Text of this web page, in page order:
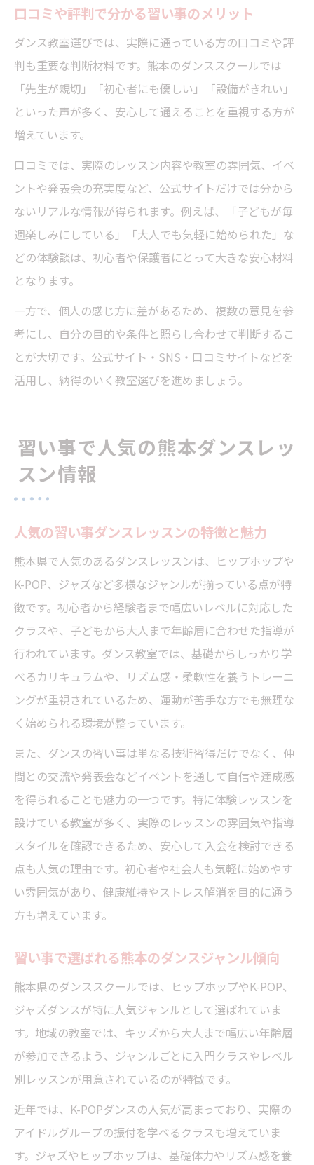
口コミや評判で分かる習い事のメリット
ダンス教室選びでは、実際に通っている方の口コミや評
判も重要な判断材料です。熊本のダンススクールでは
「先生が親切」「初心者にも優しい」「設備がきれい」
といった声が多く、安心して通えることを重視する方が
増えています。
口コミでは、実際のレッスン内容や教室の雰囲気、イベ
ントや発表会の充実度など、公式サイトだけでは分から
ないリアルな情報が得られます。例えば、「子どもが毎
週楽しみにしている」「大人でも気軽に始められた」な
どの体験談は、初心者や保護者にとって大きな安心材料
となります。
一方で、個人の感じ方に差があるため、複数の意見を参
考にし、自分の目的や条件と照らし合わせて判断するこ
とが大切です。公式サイト・SNS・口コミサイトなどを
活用し、納得のいく教室選びを進めましょう。
習い事で人気の熊本ダンスレッ
スン情報
人気の習い事ダンスレッスンの特徴と魅力
熊本県で人気のあるダンスレッスンは、ヒップホップや
K-POP、ジャズなど多様なジャンルが揃っている点が特
徴です。初心者から経験者まで幅広いレベルに対応した
クラスや、子どもから大人まで年齢層に合わせた指導が
行われています。ダンス教室では、基礎からしっかり学
べるカリキュラムや、リズム感・柔軟性を養うトレーニ
ングが重視されているため、運動が苦手な方でも無理な
く始められる環境が整っています。
また、ダンスの習い事は単なる技術習得だけでなく、仲
間との交流や発表会などイベントを通して自信や達成感
を得られることも魅力の一つです。特に体験レッスンを
設けている教室が多く、実際のレッスンの雰囲気や指導
スタイルを確認できるため、安心して入会を検討できる
点も人気の理由です。初心者や社会人も気軽に始めやす
い雰囲気があり、健康維持やストレス解消を目的に通う
方も増えています。
習い事で選ばれる熊本のダンスジャンル傾向
熊本県のダンススクールでは、ヒップホップやK-POP、
ジャズダンスが特に人気ジャンルとして選ばれていま
す。地域の教室では、キッズから大人まで幅広い年齢層
が参加できるよう、ジャンルごとに入門クラスやレベル
別レッスンが用意されているのが特徴です。
近年では、K-POPダンスの人気が高まっており、実際の
アイドルグループの振付を学べるクラスも増えていま
す。ジャズやヒップホップは、基礎体力やリズム感を養